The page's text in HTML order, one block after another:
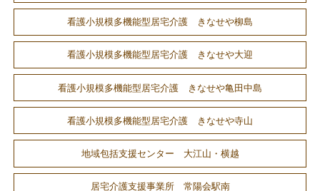
看護小規模多機能型居宅介護 きなせや柳島
看護小規模多機能型居宅介護 きなせや大迎
看護小規模多機能型居宅介護 きなせや亀田中島
看護小規模多機能型居宅介護 きなせや寺山
地域包括支援センター 大江山・横越
居宅介護支援事業所 常陽会駅南